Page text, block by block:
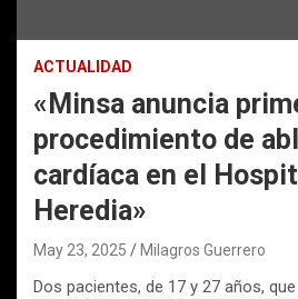
ACTUALIDAD
«Minsa anuncia
procedimiento de
cardíaca en el
Heredia»
May 23, 2025 Milagros Guerrero
Dos pacientes, de 17 y 27 años,